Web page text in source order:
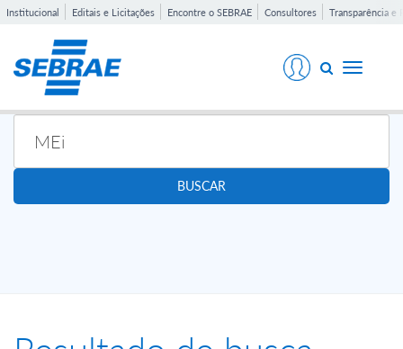
Institucional Editais e Licitações Encontre o SEBRAE Consultores Transparência e
Toggle
BUSCAR